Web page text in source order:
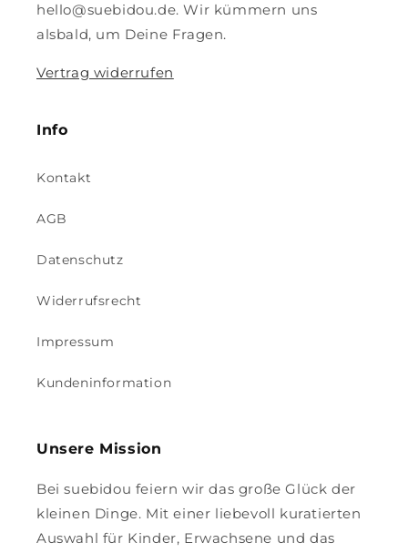
hello@suebidou.de. Wir kümmern uns
alsbald, um Deine Fragen.
Vertrag widerrufen
Info
Kontakt
AGB
Datenschutz
Widerrufsrecht
Impressum
Kundeninformation
Unsere Mission
Bei suebidou feiern wir das große Glück der
kleinen Dinge. Mit einer liebevoll kuratierten
Auswahl für Kinder, Erwachsene und das